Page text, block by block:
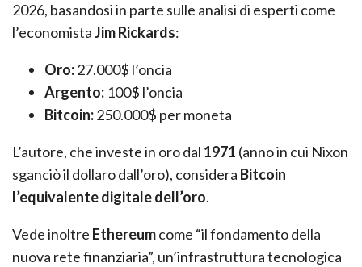
2026, basandosi in parte sulle analisi di esperti come
l’economistaJim Rickards:
Oro:27.000$ l’oncia
Argento: 100$ l’oncia
Bitcoin:250.000$ per moneta
L’autore, che investe in oro dal 1971 (anno in cui Nixon
sganciò il dollaro dall’oro), considera Bitcoin
l’equivalente digitale dell’oro.
Vede inoltre Ethereumcome “il fondamento della
nuova rete finanziaria”, un’infrastruttura tecnologica